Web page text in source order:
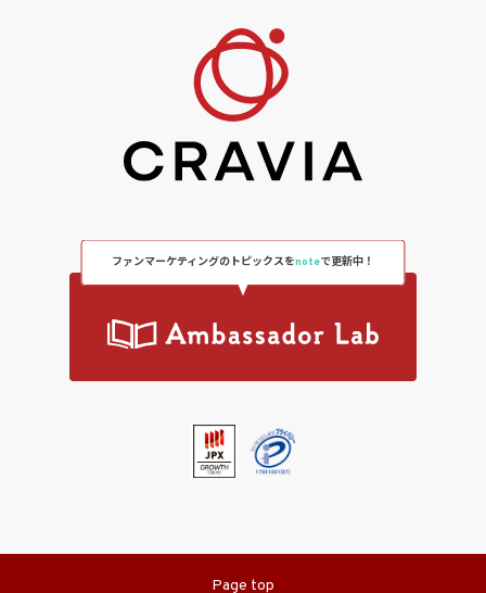
ファンマーケティングのトピックスをnoteで更新中！
Page top